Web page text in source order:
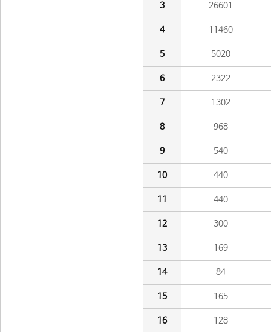
3 26601
4 11460
5 5020
6 2322
7 1302
8 968
9 540
10 440
11 440
12 300
13 169
14 84
15 165
16 128